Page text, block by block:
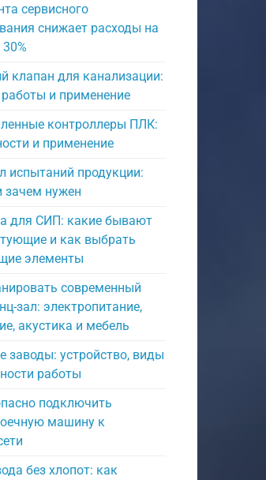
сервисного
снижает расходы на
клапан для канализации:
и применение
контроллеры ПЛК:
и применение
испытаний продукции:
зачем нужен
для СИП: какие бывают
и как выбрать
элементы
современный
зал: электропитание,
акустика и мебель
заводы: устройство, виды
работы
подключить
машину к
без хлопот: как